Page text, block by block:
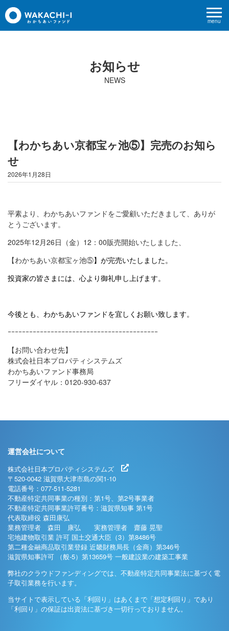
menu
お知らせ
NEWS
【わかちあい京都宝ヶ池⑤】完売のお知ら
せ
2026年1月28日
平素より、わかちあいファンドをご愛顧いただきまして、ありが
とうございます。
2025年12月26日（金）12：00販売開始いたしました、
【わかちあい京都宝ヶ池⑤】が完売いたしました。
投資家の皆さまには、心より御礼申し上げます。
今後とも、わかちあいファンドを宜しくお願い致します。
ｰｰｰｰｰｰｰｰｰｰｰｰｰｰｰｰｰｰｰｰｰｰｰｰｰｰｰｰｰｰｰｰｰｰｰｰｰｰｰｰｰｰ
【お問い合わせ先】
株式会社日本プロパティシステムズ
わかちあいファンド事務局
フリーダイヤル：0120-930-637
運営会社について
株式会社日本プロパティシステムズ
〒520-0042 滋賀県大津市島の関1-10
電話番号：077-511-5281
不動産特定共同事業の種別：第1号、第2号事業者
不動産特定共同事業許可番号：滋賀県知事 第1号
代表取締役 森田康弘
業務管理者 森田 康弘 実務管理者 齋藤 晃聖
宅地建物取引業 許可 国土交通大臣（3）第8486号
第二種金融商品取引業登録 近畿財務局長（金商）第346号
滋賀県知事許可 （般-5）第13659号 一般建設業の建築工事業
弊社のクラウドファンディングでは、不動産特定共同事業法に基づく電
子取引業務を行います。
当サイトで表示している「利回り」はあくまで「想定利回り」であり
「利回り」の保証は出資法に基づき一切行っておりません。